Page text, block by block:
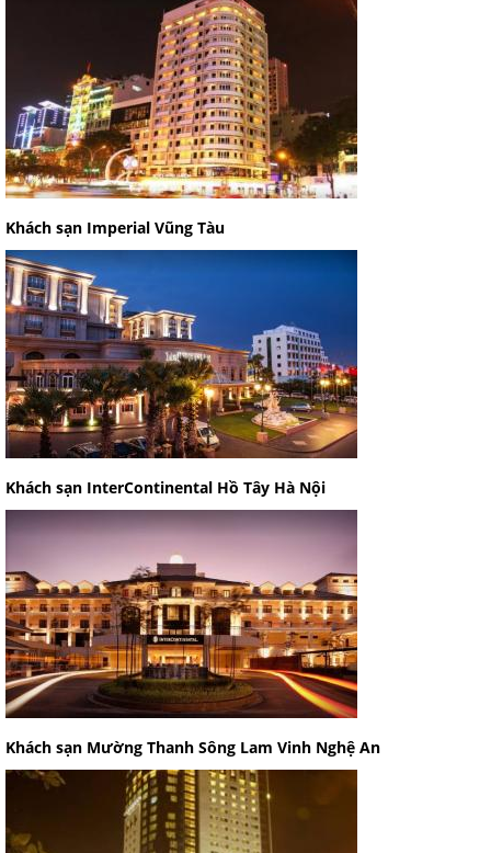
Khách sạn Imperial Vũng Tàu
Khách sạn InterContinental Hồ Tây Hà Nội
Khách sạn Mường Thanh Sông Lam Vinh Nghệ An